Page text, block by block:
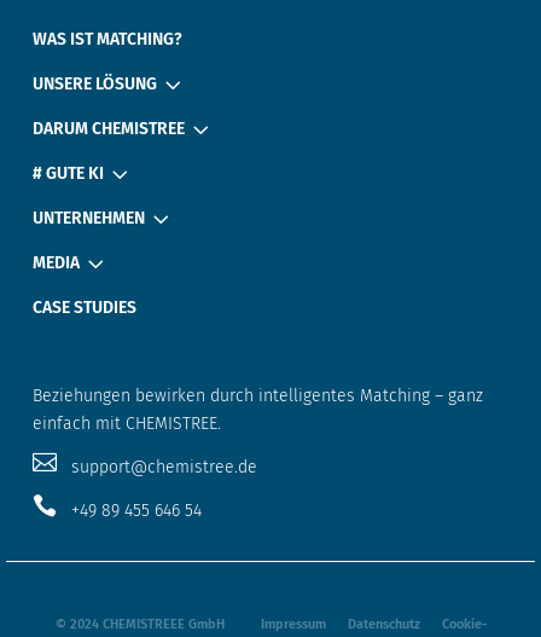
WAS IST MATCHING?
UNSERE LÖSUNG3
DARUM CHEMISTREE3
# GUTE KI 3
UNTERNEHMEN3
MEDIA3
CASE STUDIES
Beziehungen bewirken durch intelligentes Matching – ganz
einfach mit CHEMISTREE.
‎ ‎ ‎ support@chemistree.de
‎ ‎ ‎ +49 89 455 646 54
© 2024 CHEMISTREEE GmbH‎ ‎ ‎ ‎ ‎ ‎ ‎ ‎ ‎ ‎ Impressum‎‎ ‎ ‎ ‎ ‎ Datenschutz‎ ‎ ‎ ‎ ‎ Cookie‎-